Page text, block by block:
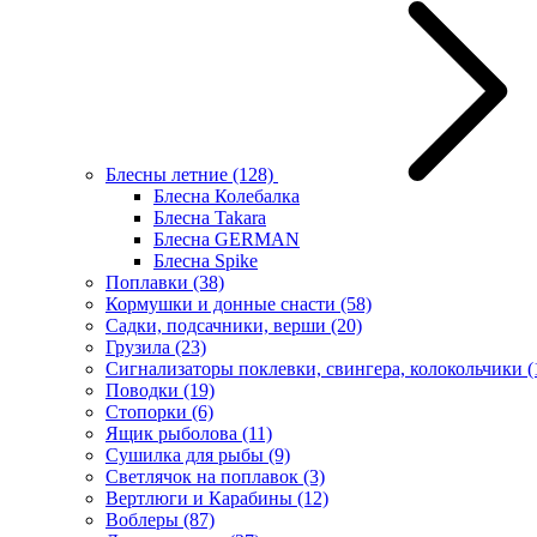
Блесны летние (128)
Блесна Колебалка
Блесна Takara
Блесна GERMAN
Блесна Spike
Поплавки (38)
Кормушки и донные снасти (58)
Садки, подсачники, верши (20)
Грузила (23)
Сигнализаторы поклевки, свингера, колокольчики
Поводки (19)
Стопорки (6)
Ящик рыболова (11)
Сушилка для рыбы (9)
Светлячок на поплавок (3)
Вертлюги и Карабины (12)
Воблеры (87)